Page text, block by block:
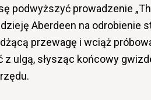
podwyższyć prowadzenie
Aberdeen na odrobienie
przewagę i wciąż
z ulgą, słysząc końcowy